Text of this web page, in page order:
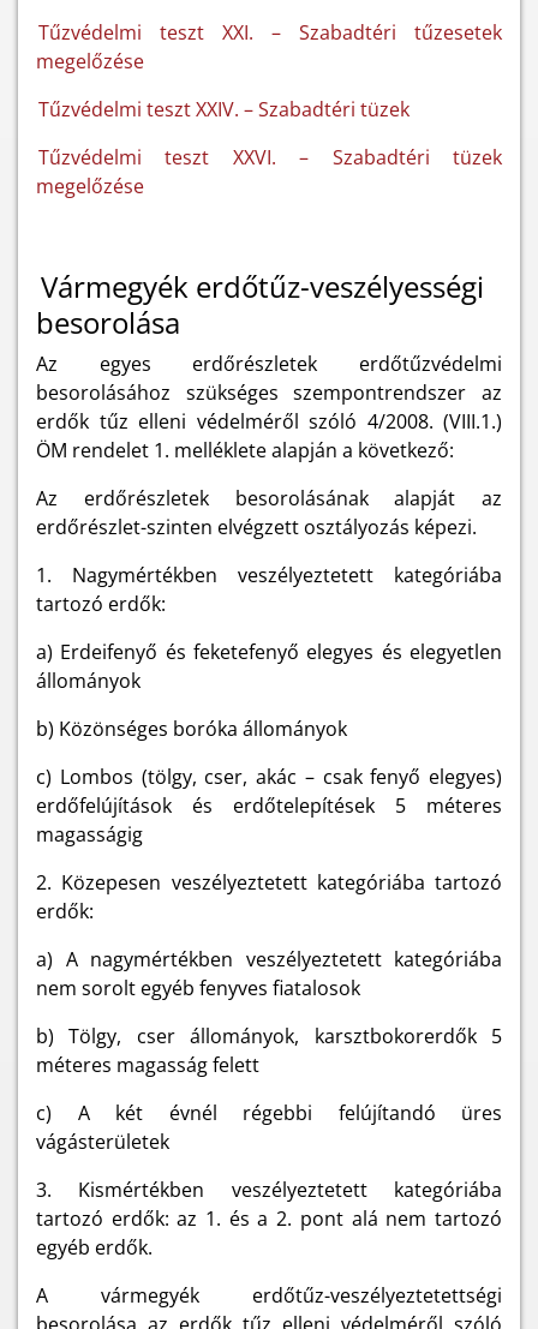
Tűzvédelmi teszt XXI. – Szabadtéri tűzesetek
megelőzése
Tűzvédelmi teszt XXIV. – Szabadtéri tüzek
Tűzvédelmi teszt XXVI. – Szabadtéri tüzek
megelőzése
Vármegyék erdőtűz-veszélyességi
besorolása
Az egyes erdőrészletek erdőtűzvédelmi
besorolásához szükséges szempontrendszer az
erdők tűz elleni védelméről szóló 4/2008. (VIII.1.)
ÖM rendelet 1. melléklete alapján a következő:
Az erdőrészletek besorolásának alapját az
erdőrészlet-szinten elvégzett osztályozás képezi.
1. Nagymértékben veszélyeztetett kategóriába
tartozó erdők:
a) Erdeifenyő és feketefenyő elegyes és elegyetlen
állományok
b) Közönséges boróka állományok
c) Lombos (tölgy, cser, akác – csak fenyő elegyes)
erdőfelújítások és erdőtelepítések 5 méteres
magasságig
2. Közepesen veszélyeztetett kategóriába tartozó
erdők:
a) A nagymértékben veszélyeztetett kategóriába
nem sorolt egyéb fenyves fiatalosok
b) Tölgy, cser állományok, karsztbokorerdők 5
méteres magasság felett
c) A két évnél régebbi felújítandó üres
vágásterületek
3. Kismértékben veszélyeztetett kategóriába
tartozó erdők: az 1. és a 2. pont alá nem tartozó
egyéb erdők.
A vármegyék erdőtűz-veszélyeztetettségi